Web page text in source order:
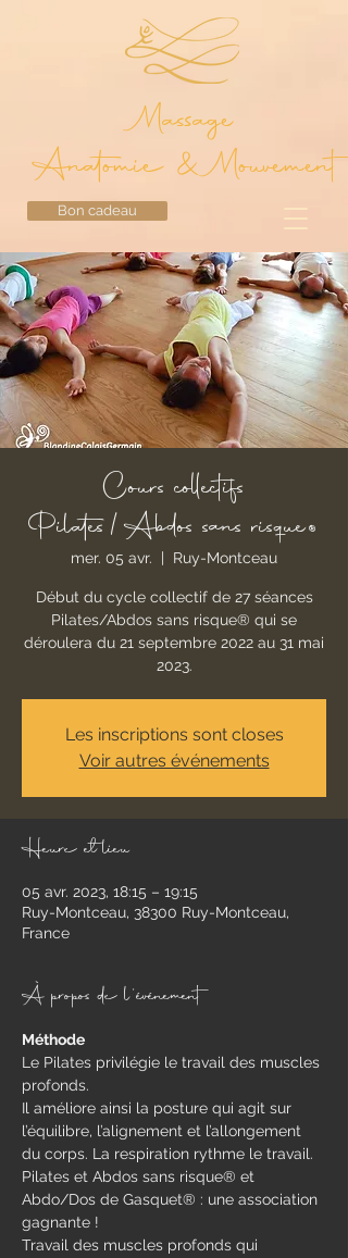
Massage
Anatomie & Mouvement
Bon cadeau
Cours collectifs
Pilates/Abdos sans risque®
mer. 05 avr.
  |
Ruy-Montceau
Début du cycle collectif de 27 séances
Pilates/Abdos sans risque® qui se
déroulera du 21 septembre 2022 au 31 mai
2023.
Les inscriptions sont closes
Voir autres événements
Heure et lieu
05 avr. 2023, 18:15 – 19:15
Ruy-Montceau, 38300 Ruy-Montceau,
France
À propos de l'événement
Méthode
Le Pilates privilégie le travail des muscles
profonds.
Il améliore ainsi la posture qui agit sur
l’équilibre, l’alignement et l’allongement
du corps. La respiration rythme le travail.
Pilates et Abdos sans risque® et
Abdo/Dos de Gasquet® : une association
gagnante !
Travail des muscles profonds qui